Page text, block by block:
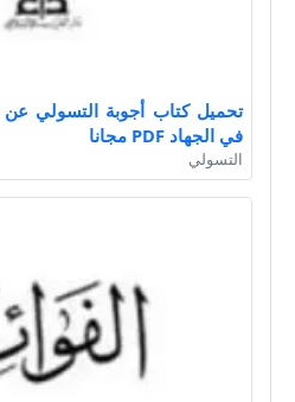
تحميل كتاب أجوبة التسولي عن
في الجهاد PDF مجانا
التسولي